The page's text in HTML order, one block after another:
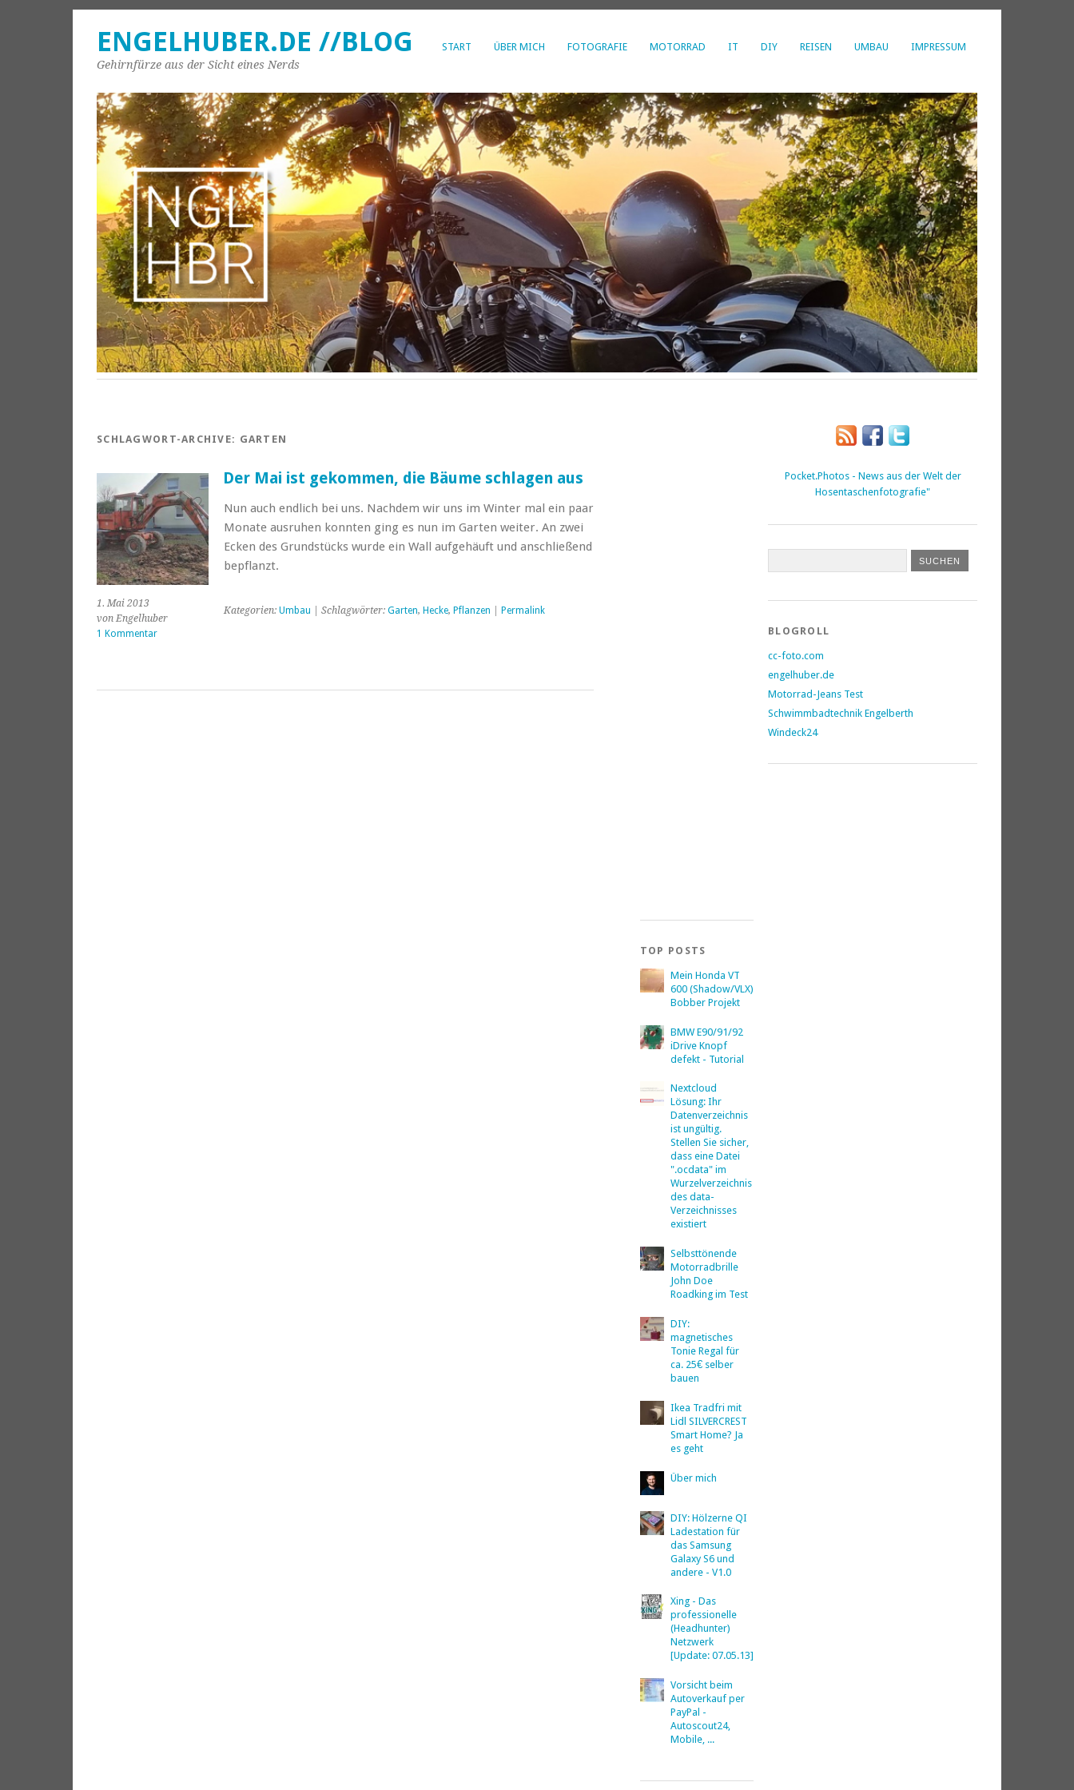
START ÜBER MICH FOTOGRAFIE MOTORRAD IT DIY REISEN UMBAU IMPRESSUM
ENGELHUBER.DE //BLOG
Gehirnfürze aus der Sicht eines Nerds
SCHLAGWORT-ARCHIVE: GARTEN
1. Mai 2013
von Engelhuber
1 Kommentar
Der Mai ist gekommen, die Bäume schlagen aus
Nun auch endlich bei uns. Nachdem wir uns im Winter mal ein paar
Monate ausruhen konnten ging es nun im Garten weiter. An zwei
Ecken des Grundstücks wurde ein Wall aufgehäuft und anschließend
bepflanzt.
Kategorien: Umbau | Schlagwörter: Garten, Hecke, Pflanzen Permalink
TOP POSTS
Mein Honda VT
600 (Shadow/VLX)
Bobber Projekt
BMW E90/91/92
iDrive Knopf
defekt - Tutorial
Nextcloud
Lösung: Ihr
Datenverzeichnis
ist ungültig.
Stellen Sie sicher,
dass eine Datei
".ocdata" im
Wurzelverzeichnis
des data-
Verzeichnisses
existiert
Selbsttönende
Motorradbrille
John Doe
Roadking im Test
DIY:
magnetisches
Tonie Regal für
ca. 25€ selber
bauen
Ikea Tradfri mit
Lidl SILVERCREST
Smart Home? Ja
es geht
Über mich
DIY: Hölzerne QI
Ladestation für
das Samsung
Galaxy S6 und
andere - V1.0
Xing - Das
professionelle
(Headhunter)
Netzwerk
[Update: 07.05.13]
Vorsicht beim
Autoverkauf per
PayPal -
Autoscout24,
Mobile, ...
Pocket.Photos - News aus der Welt der
Hosentaschenfotografie"
BLOGROLL
cc-foto.com
engelhuber.de
Motorrad-Jeans Test
Schwimmbadtechnik Engelberth
Windeck24